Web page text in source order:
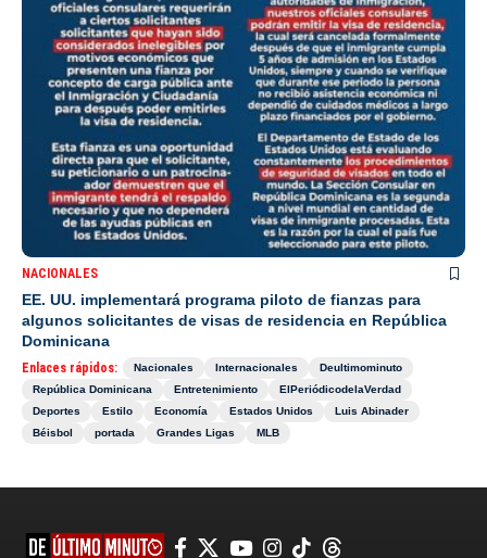
NACIONALES
EE. UU. implementará programa piloto de fianzas para
algunos solicitantes de visas de residencia en República
Dominicana
Enlaces rápidos: Nacionales Internacionales
Deultimominuto
República Dominicana
Entretenimiento
ElPeriódicodelaVerdad
Deportes
Estilo Economía Estados Unidos
Luis Abinader
Béisbol
portada Grandes Ligas MLB